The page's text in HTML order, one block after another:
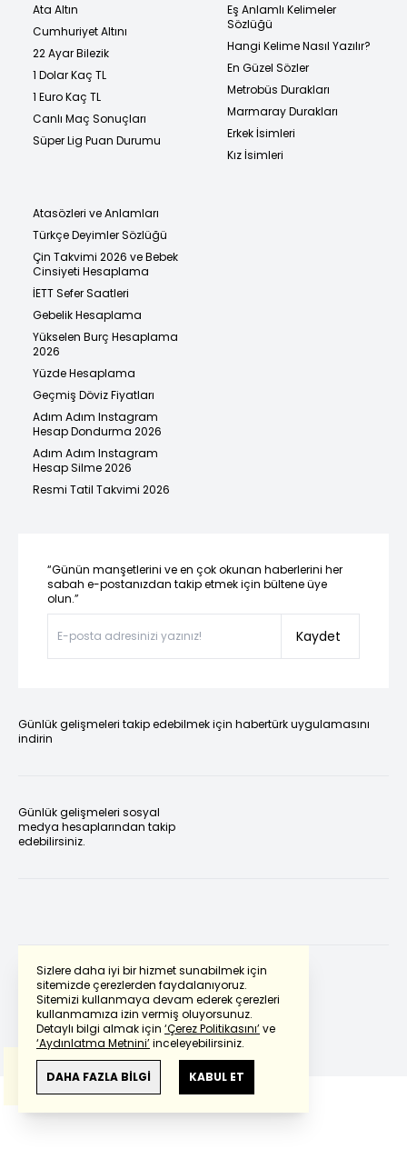
Sizlere daha iyi bir hizmet sunabilmek için
sitemizde çerezlerden faydalanıyoruz.
Sitemizi kullanmaya devam ederek çerezleri
kullanmamıza izin vermiş oluyorsunuz.
Detaylı bilgi almak için ‘Çerez Politikasını’ve
‘Aydınlatma Metnini’inceleyebilirsiniz.
DAHA FAZLA BİLGİ KABUL ET
Ata Altın
Cumhuriyet Altını
22 Ayar Bilezik
1 Dolar Kaç TL
1 Euro Kaç TL
Canlı Maç Sonuçları
Süper Lig Puan Durumu
Eş Anlamlı Kelimeler
Sözlüğü
Hangi Kelime Nasıl Yazılır?
En Güzel Sözler
Metrobüs Durakları
Marmaray Durakları
Erkek İsimleri
Kız İsimleri
Atasözleri ve Anlamları
Türkçe Deyimler Sözlüğü
Çin Takvimi 2026 ve Bebek
Cinsiyeti Hesaplama
İETT Sefer Saatleri
Gebelik Hesaplama
Yükselen Burç Hesaplama
2026
Yüzde Hesaplama
Geçmiş Döviz Fiyatları
Adım Adım Instagram
Hesap Dondurma 2026
Adım Adım Instagram
Hesap Silme 2026
Resmi Tatil Takvimi 2026
“Günün manşetlerini ve en çok okunan haberlerini her
sabah e-postanızdan takip etmek için bültene üye
olun.”
Kaydet
Günlük gelişmeleri takip edebilmek için habertürk uygulamasını
indirin
Günlük gelişmeleri sosyal
medya hesaplarından takip
edebilirsiniz.
Powered by Translate
Bu çevirideGoogle Transletekullanılmıştır.
Anlam ve çeviri hatalarından
haberturk.com
sorumlu değildir.